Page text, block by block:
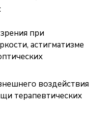
при
астигматизме
воздействия
терапевтических